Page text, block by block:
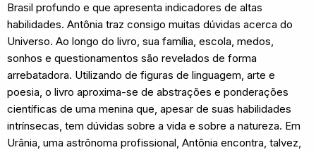
Brasil profundo e que apresenta indicadores de altas
habilidades. Antônia traz consigo muitas dúvidas acerca do
Universo. Ao longo do livro, sua família, escola, medos,
sonhos e questionamentos são revelados de forma
arrebatadora. Utilizando de figuras de linguagem, arte e
poesia, o livro aproxima-se de abstrações e ponderações
científicas de uma menina que, apesar de suas habilidades
intrínsecas, tem dúvidas sobre a vida e sobre a natureza. Em
Urânia, uma astrônoma profissional, Antônia encontra, talvez,